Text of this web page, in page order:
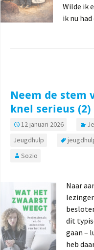
Wilde ik
ik nu
Neem de stem
knel serieus (2)
12 januari 2026
Jeugdhulp
Sozio
Naar
dit
gaan –
heb